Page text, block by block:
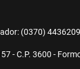
(0370)
- C.P. 3600 -